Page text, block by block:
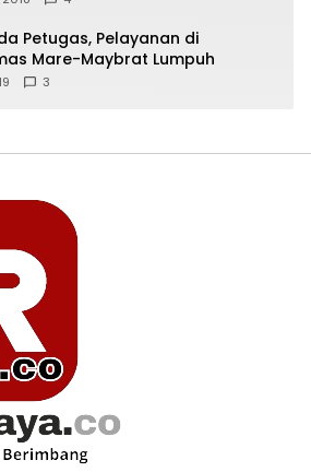
Petugas, Pelayanan di
Mare-Maybrat Lumpuh
3